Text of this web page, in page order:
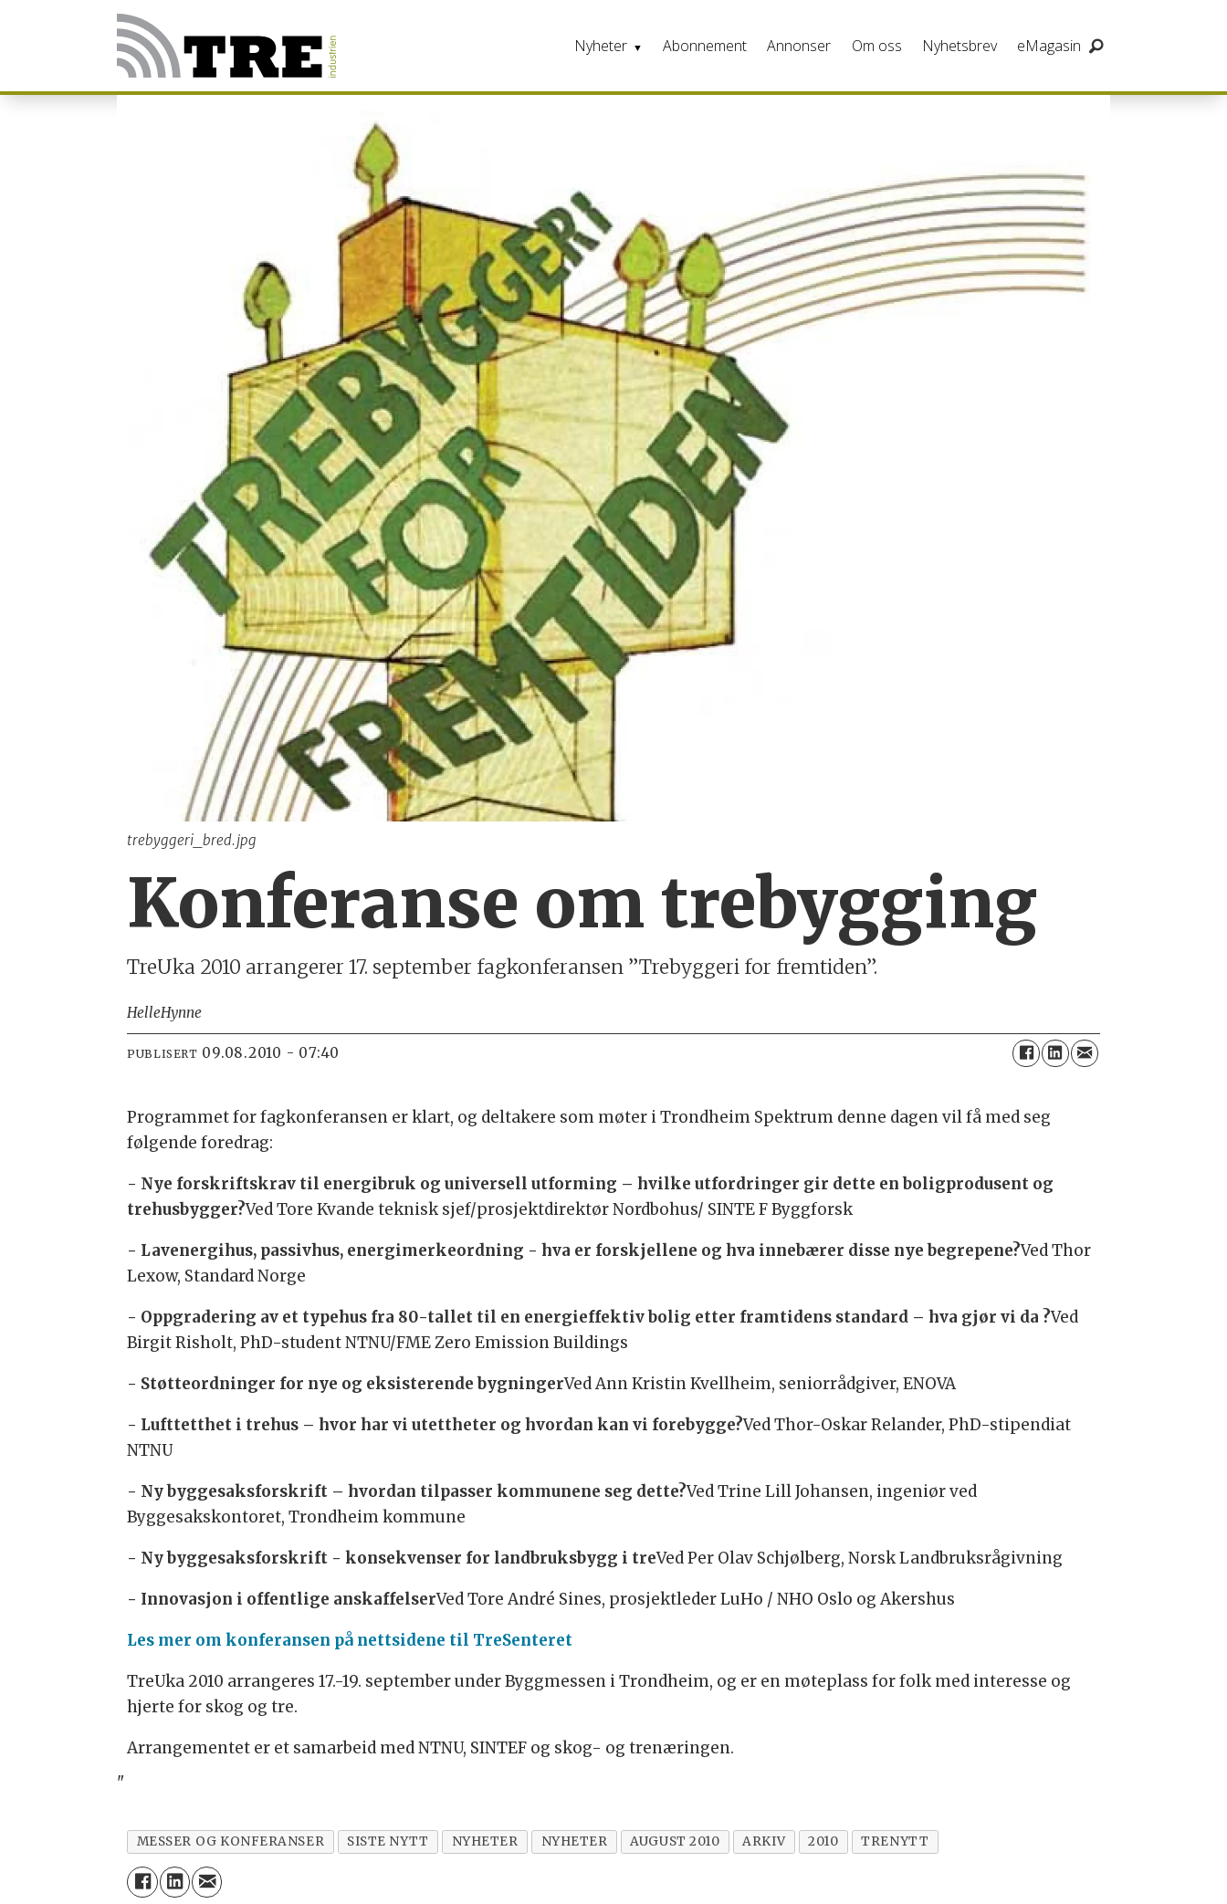
Nyheter Abonnement Annonser Om oss Nyhetsbrev eMagasin
trebyggeri_bred.jpg
Konferanse om trebygging
TreUka 2010 arrangerer 17. september fagkonferansen ”Trebyggeri for fremtiden”.
HelleHynne
PUBLISERT 09.08.2010 - 07:40
Programmet for fagkonferansen er klart, og deltakere som møter i Trondheim Spektrum denne dagen vil få med seg
følgende foredrag:
- Nye forskriftskrav til energibruk og universell utforming – hvilke utfordringer gir dette en boligprodusent og
trehusbygger?Ved Tore Kvande teknisk sjef/prosjektdirektør Nordbohus/ SINTE F Byggforsk
- Lavenergihus, passivhus, energimerkeordning - hva er forskjellene og hva innebærer disse nye begrepene?Ved Thor
Lexow, Standard Norge
- Oppgradering av et typehus fra 80-tallet til en energieffektiv bolig etter framtidens standard – hva gjør vi da ?Ved
Birgit Risholt, PhD-student NTNU/FME Zero Emission Buildings
- Støtteordninger for nye og eksisterende bygningerVed Ann Kristin Kvellheim, seniorrådgiver, ENOVA
- Lufttetthet i trehus – hvor har vi utettheter og hvordan kan vi forebygge?Ved Thor-Oskar Relander, PhD-stipendiat
NTNU
- Ny byggesaksforskrift – hvordan tilpasser kommunene seg dette?Ved Trine Lill Johansen, ingeniør ved
Byggesakskontoret, Trondheim kommune
- Ny byggesaksforskrift - konsekvenser for landbruksbygg i treVed Per Olav Schjølberg, Norsk Landbruksrågivning
- Innovasjon i offentlige anskaffelserVed Tore André Sines, prosjektleder LuHo / NHO Oslo og Akershus
Les mer om konferansen på nettsidene til TreSenteret
TreUka 2010 arrangeres 17.-19. september under Byggmessen i Trondheim, og er en møteplass for folk med interesse og
hjerte for skog og tre.
Arrangementet er et samarbeid med NTNU, SINTEF og skog- og trenæringen.
"
MESSER OG KONFERANSER SISTE NYTT NYHETER NYHETER AUGUST 2010 ARKIV 2010 TRENYTT